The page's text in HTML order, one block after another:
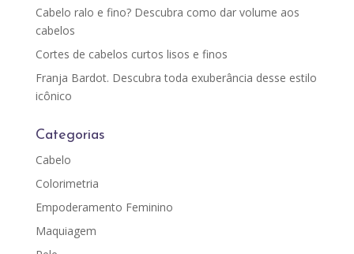
Cabelo ralo e fino? Descubra como dar volume aos
cabelos
Cortes de cabelos curtos lisos e finos
Franja Bardot. Descubra toda exuberância desse estilo
icônico
Categorias
Cabelo
Colorimetria
Empoderamento Feminino
Maquiagem